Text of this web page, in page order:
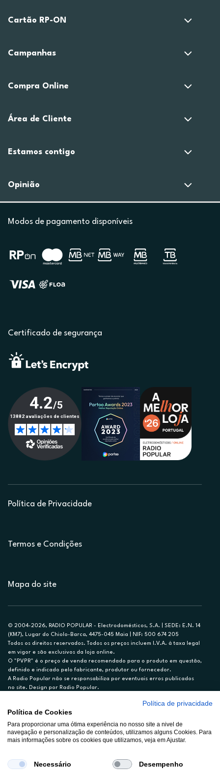
Cartão RP-ON
Campanhas
Compra Online
Área de Cliente
Estamos contigo
Opinião
Modos de pagamento disponíveis
Certificado de segurança
Política de Privacidade
Termos e Condições
Mapa do site
© 2004-2026, RADIO POPULAR - Electrodomésticos, S.A. | SEDE: E.N. 14
(KM7), Lugar do Chiolo-Barca, 4475-045 Maia | NIF: 500 674 205
Todos os direitos reservados. Todos os preços incluem I.V.A. à taxa legal
em vigor e são exclusivos da loja online.
O "PVPR" é o preço de venda recomendado para o produto em questão,
definido e indicado pelo fabricante, produtor ou fornecedor.
A Radio Popular não se responsabiliza por eventuais erros publicados
no site. Design por Radio Popular.
Ex. para limite de crédito de €1.500, reembolsado em 12 meses, TAN
14,79%.
Crédito sujeito a aprovação pelo Cetelem, marca BNP Paribas Personal
Finance, S.A., Sucursal em Portugal. Informe-se no 21 721 90 00 (dias
A Rádio Popular – Eletrodomésticos S.A. (Registo BdP848) atua como
intermediário de crédito a título acessório e com exclusividade (registo
Política de privacidade
Política de Cookies
Para proporcionar uma ótima experiência no nosso site a nivel de
navegação e personalização de conteúdos, utilizamos alguns Cookies. Para
mais informações sobre os cookies que utilizamos, veja em Ajustar.
Necessário Desempenho